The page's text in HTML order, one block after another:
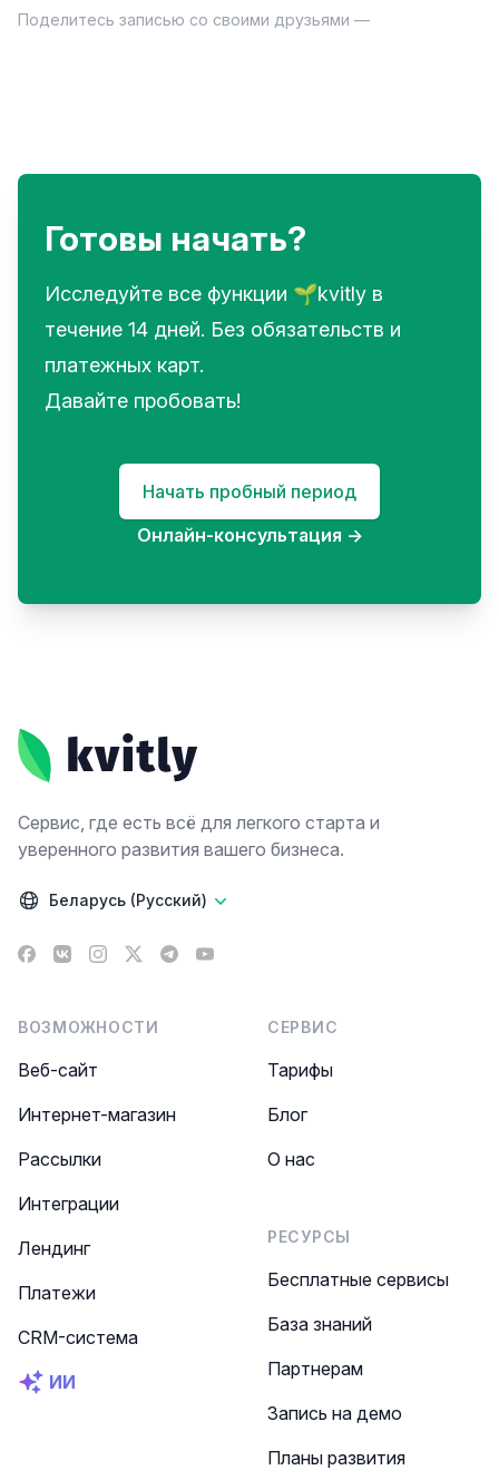
Поделитесь записью со своими друзьями —
Готовы начать?
Исследуйте все функции 🌱kvitly в
течение 14 дней. Без обязательств и
платежных карт.
Давайте пробовать!
Начать пробный период
Онлайн-консультация →
Сервис, где есть всё для легкого старта и
уверенного развития вашего бизнеса.
Беларусь (Русский)
Facebook
VK Instagram
X TelegramYouTube
ВОЗМОЖНОСТИ
Веб-сайт
Интернет-магазин
Рассылки
Интеграции
Лендинг
Платежи
CRM-система
ИИ
СЕРВИС
Тарифы
Блог
О нас
РЕСУРСЫ
Бесплатные сервисы
База знаний
Партнерам
Запись на демо
Планы развития